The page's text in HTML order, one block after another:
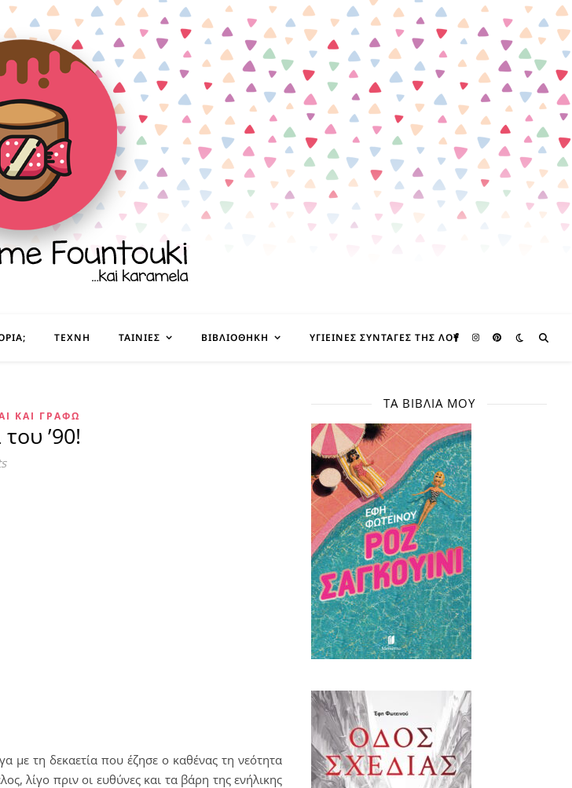
ΤΈΧΝΗ ΤΑΙΝΊΕΣ ΒΙΒΛΙΟΘΉΚΗ ΥΓΙΕΙΝΈΣ ΣΥΝΤΑΓΈΣ ΤΗΣ ΛΟΥ
ΚΑΙ ΓΡΆΦΩ
’90!
με τη δεκαετία που έζησε ο καθένας τη νεότητα
λίγο πριν οι ευθύνες και τα βάρη της ενήλικης
ΤΑ ΒΙΒΛΊΑ ΜΟΥ